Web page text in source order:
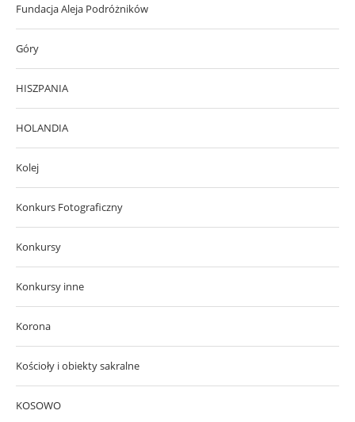
Fundacja Aleja Podróżników
Góry
HISZPANIA
HOLANDIA
Kolej
Konkurs Fotograficzny
Konkursy
Konkursy inne
Korona
Kościoły i obiekty sakralne
KOSOWO